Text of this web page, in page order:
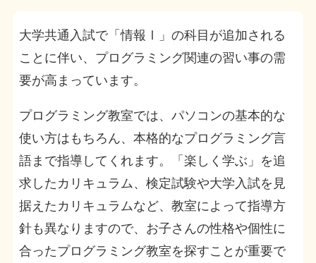
大学共通入試で「情報Ⅰ」の科目が追加される
ことに伴い、プログラミング関連の習い事の需
要が高まっています。
プログラミング教室では、パソコンの基本的な
使い方はもちろん、本格的なプログラミング言
語まで指導してくれます。「楽しく学ぶ」を追
求したカリキュラム、検定試験や大学入試を見
据えたカリキュラムなど、教室によって指導方
針も異なりますので、お子さんの性格や個性に
合ったプログラミング教室を探すことが重要で